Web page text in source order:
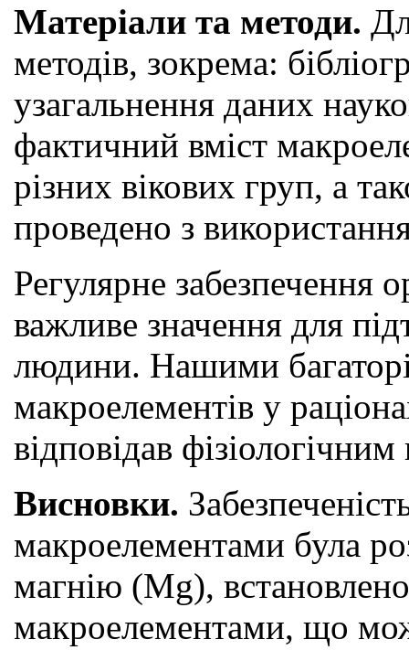
Матеріали та методи.
методів, зокрема:
узагальнення даних
фактичний вміст
різних вікових груп, а
проведено з
Регулярне
важливе значення для
людини. Нашими
макроелементів у
відповідав
Висновки.
макроелементами була
магнію (Mg),
макроелементами, що